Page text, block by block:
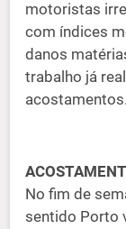
motoristas
com índices
danos
trabalho já
acostamentos.
No fim de
sentido Porto